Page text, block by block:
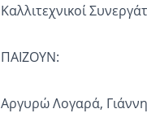
Καλλιτεχνικοί
ΠΑΙΖΟΥΝ:
Αργυρώ Λογαρά,